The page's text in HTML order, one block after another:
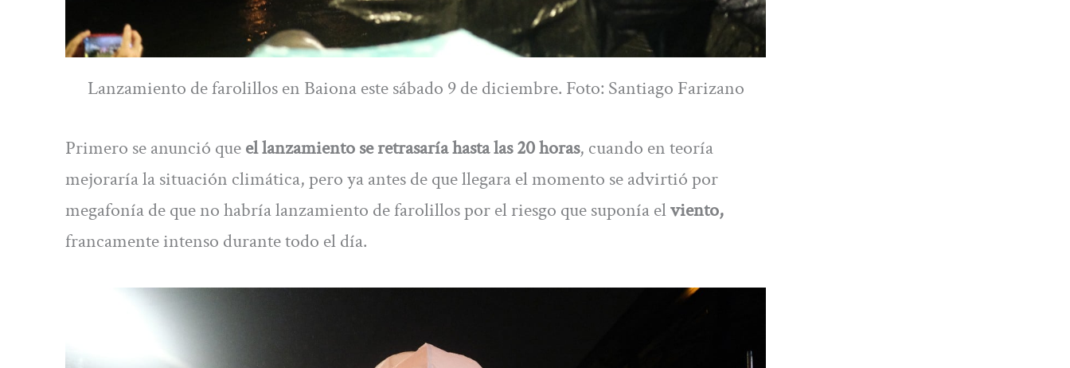
Lanzamiento de farolillos en Baiona este sábado 9 de diciembre. Foto: Santiago Farizano
Primero se anunció queel lanzamiento se retrasaría hasta las 20 horas, cuando en teoría
mejoraría la situación climática, pero ya antes de que llegara el momento se advirtió por
megafonía de que no habría lanzamiento de farolillos por el riesgo que suponía elviento,
francamente intenso durante todo el día.